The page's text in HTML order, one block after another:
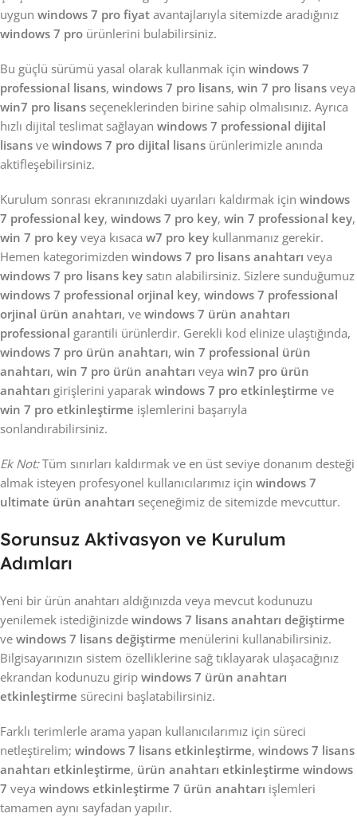
uygun windows 7 pro fiyat avantajlarıyla sitemizde aradığınız
windows 7 pro ürünlerini bulabilirsiniz.
Bu güçlü sürümü yasal olarak kullanmak için windows 7
professional lisans, windows 7 pro lisans, win 7 pro lisans veya
win7 pro lisans seçeneklerinden birine sahip olmalısınız. Ayrıca
hızlı dijital teslimat sağlayan windows 7 professional dijital
lisans ve windows 7 pro dijital lisans ürünlerimizle anında
aktifleşebilirsiniz.
Kurulum sonrası ekranınızdaki uyarıları kaldırmak için windows
7 professional key, windows 7 pro key, win 7 professional key,
win 7 pro key veya kısaca w7 pro key kullanmanız gerekir.
Hemen kategorimizden windows 7 pro lisans anahtarı veya
windows 7 pro lisans key satın alabilirsiniz. Sizlere sunduğumuz
windows 7 professional orjinal key, windows 7 professional
orjinal ürün anahtarı, ve windows 7 ürün anahtarı
professional garantili ürünlerdir. Gerekli kod elinize ulaştığında,
windows 7 pro ürün anahtarı, win 7 professional ürün
anahtarı, win 7 pro ürün anahtarı veya win7 pro ürün
anahtarı girişlerini yaparak windows 7 pro etkinleştirme ve
win 7 pro etkinleştirme işlemlerini başarıyla
sonlandırabilirsiniz.
Ek Not:Tüm sınırları kaldırmak ve en üst seviye donanım desteği
almak isteyen profesyonel kullanıcılarımız için windows 7
ultimate ürün anahtarı seçeneğimiz de sitemizde mevcuttur.
Sorunsuz Aktivasyon ve Kurulum
Adımları
Yeni bir ürün anahtarı aldığınızda veya mevcut kodunuzu
yenilemek istediğinizde windows 7 lisans anahtarı değiştirme
ve windows 7 lisans değiştirme menülerini kullanabilirsiniz.
Bilgisayarınızın sistem özelliklerine sağ tıklayarak ulaşacağınız
ekrandan kodunuzu girip windows 7 ürün anahtarı
etkinleştirme sürecini başlatabilirsiniz.
Farklı terimlerle arama yapan kullanıcılarımız için süreci
netleştirelim; windows 7 lisans etkinleştirme, windows 7 lisans
anahtarı etkinleştirme, ürün anahtarı etkinleştirme windows
7 veya windows etkinleştirme 7 ürün anahtarı işlemleri
tamamen aynı sayfadan yapılır.